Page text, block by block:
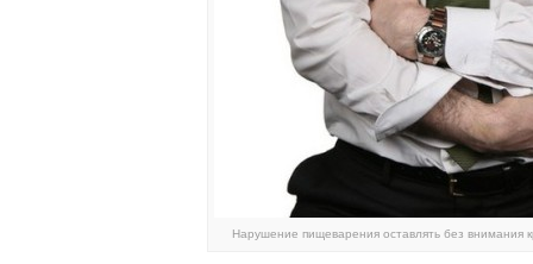
Нарушение пищеварения оставлять без внимания